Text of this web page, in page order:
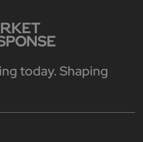
today. Shaping